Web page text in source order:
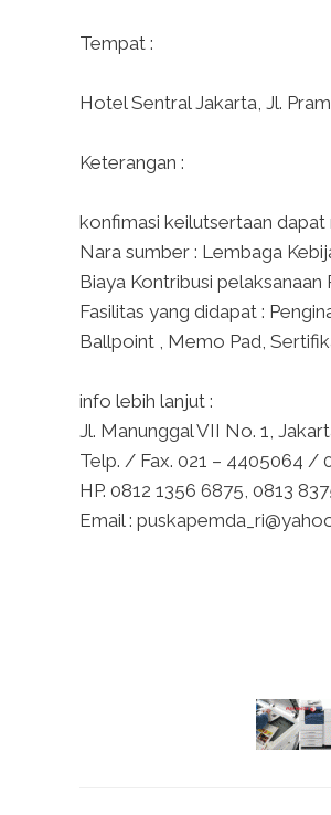
Tempat :
Hotel Sentral Jakarta, Jl.
Keterangan :
konfimasi keilutsertaan
Nara sumber : Lembaga
Biaya Kontribusi pelaksanaan
Fasilitas yang didapat :
Ballpoint , Memo Pad,
info lebih lanjut :
Jl. Manunggal VII No. 1,
Telp. / Fax. 021 – 4405064 /
HP. 0812 1356 6875, 0813
Email :